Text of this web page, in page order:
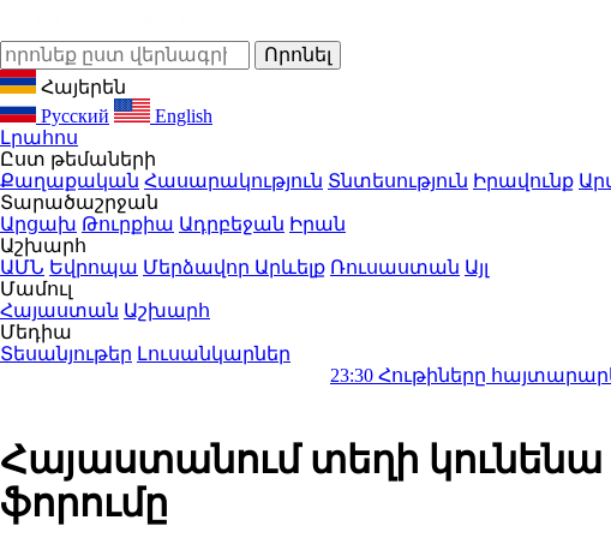
Հայերեն
Русский
English
Լրահոս
Ըստ թեմաների
Քաղաքական Հասարակություն Տնտեսություն Իրավունք
Տարածաշրջան
Արցախ Թուրքիա Ադրբեջան Իրան
Աշխարհ
ԱՄՆ Եվրոպա Մերձավոր Արևելք Ռուսաստան Այլ
Մամուլ
Հայաստան Աշխարհ
Մեդիա
Տեսանյութեր Լուսանկարներ
Հութիները հայտարարել են
Հայաստանում տեղի կունենա
ֆորումը